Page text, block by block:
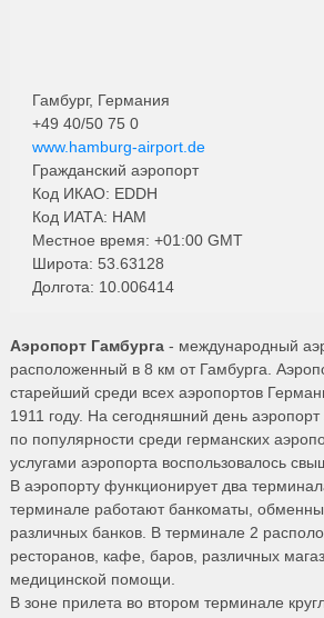
Гамбург, Германия
+49 40/50 75 0
www.hamburg-airport.de
Гражданский аэропорт
Код ИКАО: EDDH
Код ИАТА: HAM
Местное время: +01:00 GMT
Широта: 53.63128
Долгота: 10.006414
Аэропорт Гамбурга - международный
расположенный в 8 км от Гамбурга.
старейший среди всех аэропортов
1911 году. На сегодняшний день
по популярности среди германских
услугами аэропорта воспользовалось
В аэропорту функционирует два
терминале работают банкоматы,
различных банков. В терминале 2
ресторанов, кафе, баров, различных
медицинской помощи.
В зоне прилета во втором терминале